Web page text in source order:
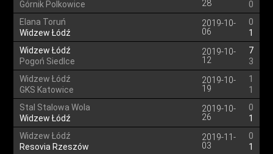
Górnik Polkowice
28
0
Elana Toruń
Widzew Łódź
2019-10-
06
0
1
Widzew Łódź
Pogoń Siedlce
2019-10-
12
7
3
Widzew Łódź
GKS Katowice
2019-10-
19
1
1
Stal Stalowa Wola
Widzew Łódź
2019-10-
26
0
1
Widzew Łódź
Resovia Rzeszów
2019-11-
03
0
1